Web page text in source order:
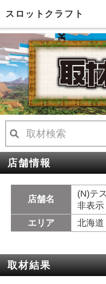
スロットクラフト
店舗情報
店舗名
(N)テ
非表示
エリア
北海
取材結果